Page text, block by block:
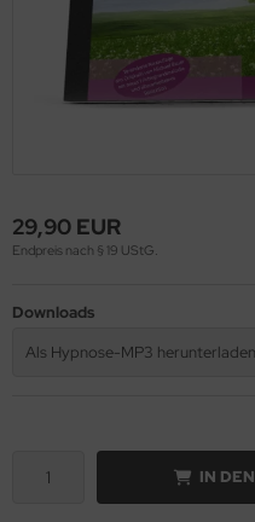
29,90 EUR
Endpreis nach § 19 UStG.
Downloads
Als Hypnose-MP3 herunterladen
IN